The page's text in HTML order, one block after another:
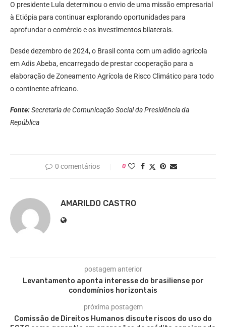
O presidente Lula determinou o envio de uma missão empresarial
à Etiópia para continuar explorando oportunidades para
aprofundar o comércio e os investimentos bilaterais.
Desde dezembro de 2024, o Brasil conta com um adido agrícola
em Adis Abeba, encarregado de prestar cooperação para a
elaboração de Zoneamento Agrícola de Risco Climático para todo
o continente africano.
Fonte:Secretaria de Comunicação Social da Presidência da
República
0 comentários 0
AMARILDO CASTRO
postagem anterior
Levantamento aponta interesse do brasiliense por
condomínios horizontais
próxima postagem
Comissão de Direitos Humanos discute riscos do uso do